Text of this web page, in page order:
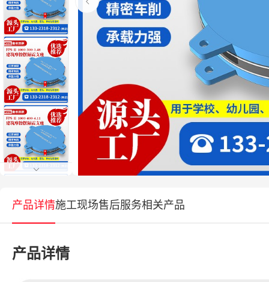
产品详情施工现场售后服务相关产品
产品详情